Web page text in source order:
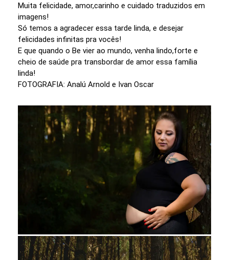
Muita felicidade, amor,carinho e cuidado traduzidos em
imagens!
Só temos a agradecer essa tarde linda, e desejar
felicidades infinitas pra vocês!
E que quando o Be vier ao mundo, venha lindo,forte e
cheio de saúde pra transbordar de amor essa família
linda!
FOTOGRAFIA: Analú Arnold e Ivan Oscar